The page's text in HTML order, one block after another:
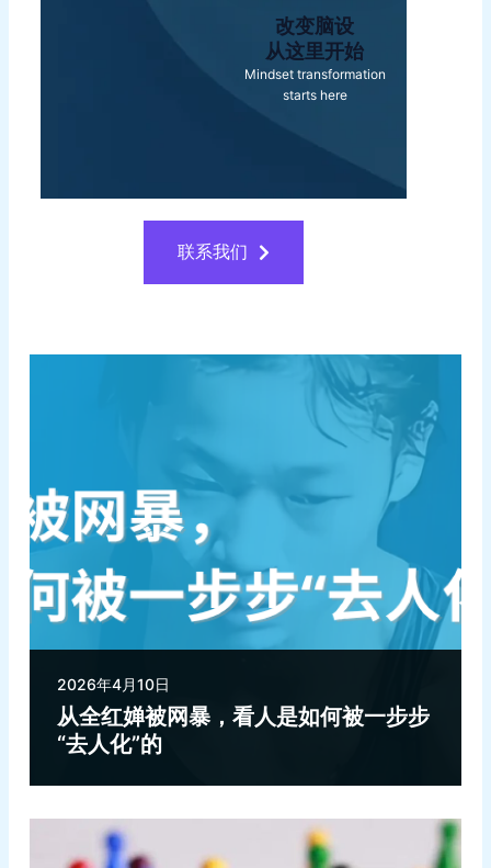
改变脑设
从这里开始
Mindset transformation
starts here
联系我们
2026年4月10日
从全红婵被网暴，看人是如何被一步步
“去人化”的